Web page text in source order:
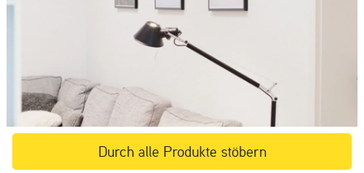
Durch alle Produkte stöbern